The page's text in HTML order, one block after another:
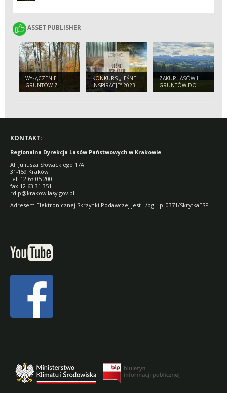
ASSET PUBLISHER
ASSET PUBLISHER
WYŁĄCZENIE
GRUNTÓW Z
PRODUKCJI LEŚNEJ
KONKURS „LEŚNE
INSPIRACJE” 2023 -
ZAPRASZAMY!
ZAKUP LASÓW I
GRUNTÓW DO
ZALESIEŃ
KONTAKT:
Regionalna Dyrekcja Lasów Państwowych w Krakowie
Al. Juliusza Słowackiego 17A
31-159 Kraków
tel. 12 63 05 200
fax 12 63 31 351
rdlp@krakow.lasy.gov.pl
Adresem Elektronicznej Skrzynki Podawczej jest - /pgl_lp_0371/SkrytkaESP